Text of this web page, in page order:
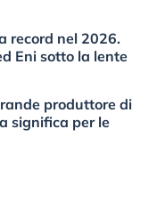
record nel 2026.
Eni sotto la lente
produttore di
significa per le